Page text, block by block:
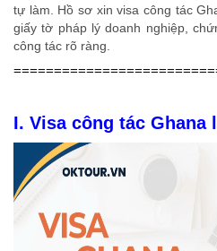
tự làm. Hồ sơ xin visa công tác
giấy tờ pháp lý doanh nghiệp,
công tác rõ ràng.
I. Visa công tác Ghana